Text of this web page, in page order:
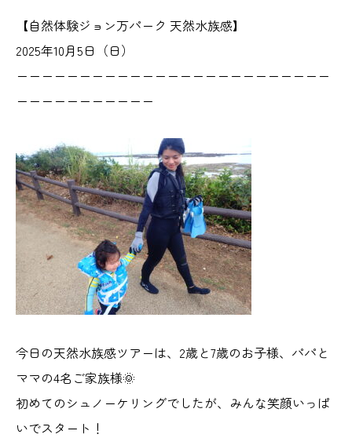
【自然体験ジョン万パーク 天然水族感】
2025年10月5日（日）
ーーーーーーーーーーーーーーーーーーーーーーーーー
ーーーーーーーーーーー
今日の天然水族感ツアーは、2歳と7歳のお子様、パパと
ママの4名ご家族様🌞
初めてのシュノーケリングでしたが、みんな笑顔いっぱ
いでスタート！